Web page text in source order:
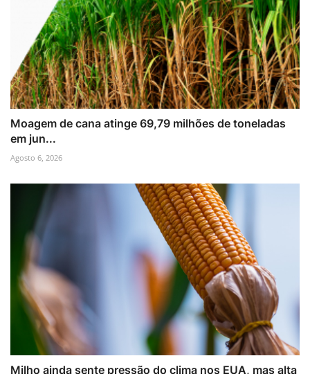
Moagem de cana atinge 69,79 milhões de toneladas
em jun...
Agosto 6, 2026
Milho ainda sente pressão do clima nos EUA, mas alta